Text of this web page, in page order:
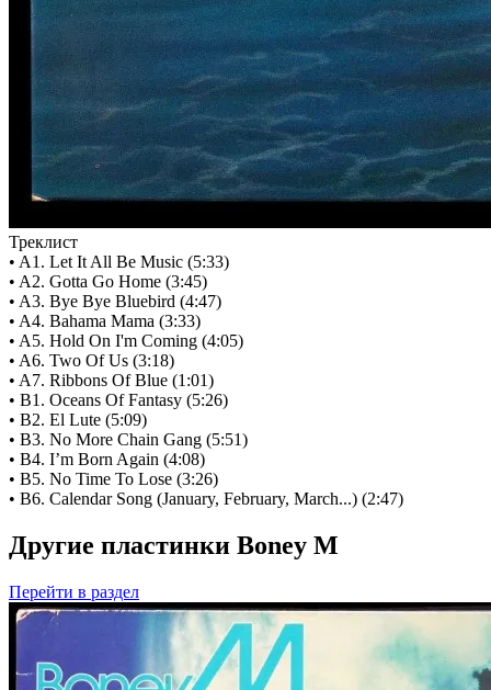
Треклист
• A1. Let It All Be Music (5:33)
• A2. Gotta Go Home (3:45)
• A3. Bye Bye Bluebird (4:47)
• A4. Bahama Mama (3:33)
• A5. Hold On I'm Coming (4:05)
• A6. Two Of Us (3:18)
• A7. Ribbons Of Blue (1:01)
• B1. Oceans Of Fantasy (5:26)
• B2. El Lute (5:09)
• B3. No More Chain Gang (5:51)
• B4. I’m Born Again (4:08)
• B5. No Time To Lose (3:26)
• B6. Calendar Song (January, February, March...) (2:47)
Другие пластинки Boney M
Перейти в раздел